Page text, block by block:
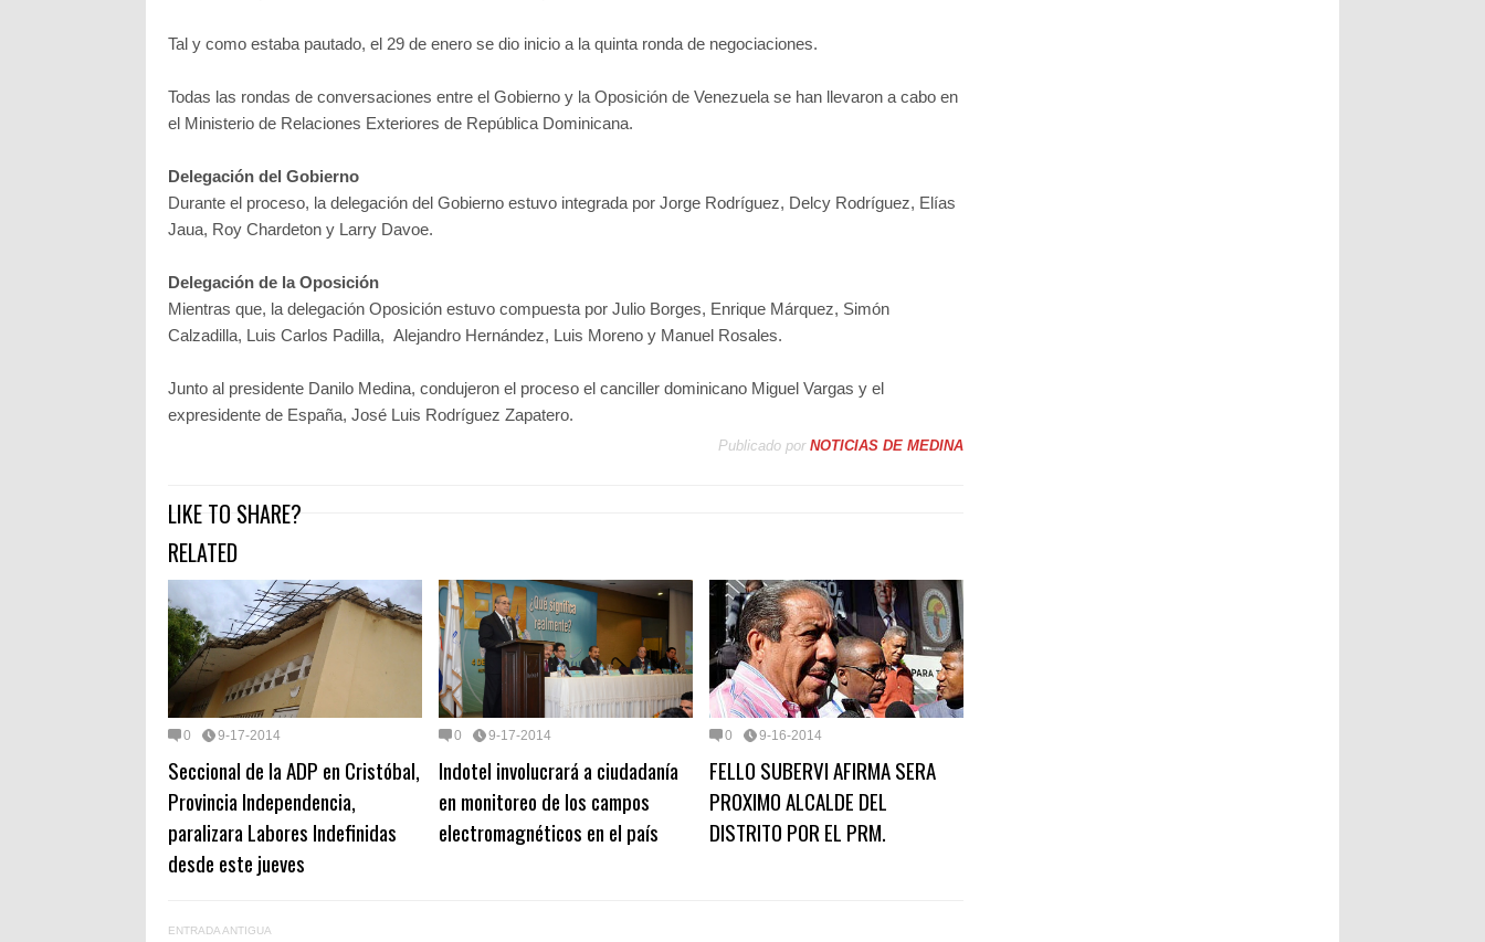
Tal y como estaba pautado, el 29 de enero se dio inicio a la quinta ronda de negociaciones.
Todas las rondas de conversaciones entre el Gobierno y la Oposición de Venezuela se han llevaron a cabo en
el Ministerio de Relaciones Exteriores de República Dominicana.
Delegación del Gobierno
Durante el proceso, la delegación del Gobierno estuvo integrada por Jorge Rodríguez, Delcy Rodríguez, Elías
Jaua, Roy Chardeton y Larry Davoe.
Delegación de la Oposición
Mientras que, la delegación Oposición estuvo compuesta por Julio Borges, Enrique Márquez, Simón
Calzadilla, Luis Carlos Padilla, Alejandro Hernández, Luis Moreno y Manuel Rosales.
Junto al presidente Danilo Medina, condujeron el proceso el canciller dominicano Miguel Vargas y el
expresidente de España, José Luis Rodríguez Zapatero.
Publicado por NOTICIAS DE MEDINA
LIKE TO SHARE?
RELATED
0 9-17-2014
Seccional de la ADP en Cristóbal,
Provincia Independencia,
paralizara Labores Indefinidas
desde este jueves
0 9-17-2014
Indotel involucrará a ciudadanía
en monitoreo de los campos
electromagnéticos en el país
0 9-16-2014
FELLO SUBERVI AFIRMA SERA
PROXIMO ALCALDE DEL
DISTRITO POR EL PRM.
ENTRADA ANTIGUA